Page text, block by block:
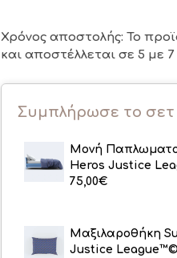
Χρόνος αποστολής: Το
και αποστέλλεται σε 5 με 7
Συμπλήρωσε το σετ
Μονή
Heros Justice
75,00€
Μαξιλαροθήκη
Justice League™©